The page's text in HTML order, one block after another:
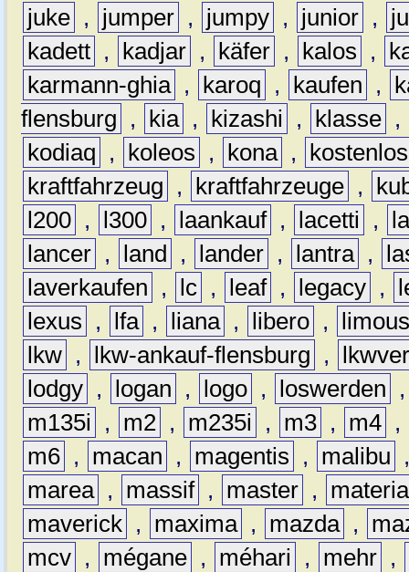
juke , jumper , jumpy , junior ,
kadett , kadjar , käfer , kalos ,
karmann-ghia , karoq , kaufen ,
flensburg
, kia , kizashi , klasse ,
kodiaq
, koleos , kona ,
kostenlos
kraftfahrzeug
, kraftfahrzeuge ,
l200 , l300 , laankauf , lacetti ,
lancer , land , lander , lantra ,
laverkaufen
, lc , leaf , legacy ,
lexus
, lfa , liana , libero ,
lkw , lkw-ankauf-flensburg ,
lodgy , logan , logo , loswerden
m135i
, m2 , m235i , m3 , m4 ,
m6 , macan , magentis , malibu
marea , massif , master ,
materia
maverick , maxima , mazda ,
mcv , mégane , méhari , mehr ,